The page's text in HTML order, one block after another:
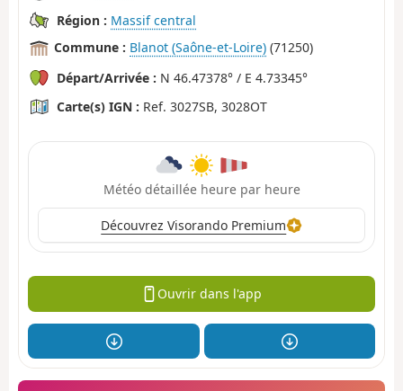
Région : Massif central
Commune : Blanot (Saône-et-Loire) (71250)
Départ/Arrivée : N 46.47378° / E 4.73345°
Carte(s) IGN : Ref. 3027SB, 3028OT
Météo détaillée heure par heure
Découvrez Visorando Premium
Ouvrir dans l'app